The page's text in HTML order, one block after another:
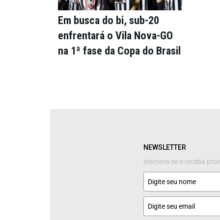
Em busca do bi, sub-20
enfrentará o Vila Nova-GO
na 1ª fase da Copa do Brasil
NEWSLETTER
Inscreva-se e receba